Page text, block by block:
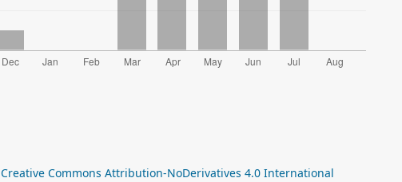
Creative Commons Attribution-NoDerivatives 4.0 International